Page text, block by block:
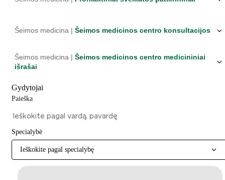
Šeimos medicina | Šeimos medicinos centro konsultacijos
Šeimos medicina | Šeimos medicinos centro medicininiai
išrašai
Gydytojai
Paieška
Specialybė
Ieškokite pagal specialybę